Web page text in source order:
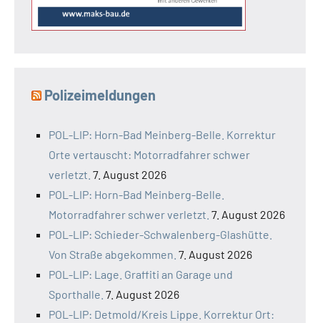
Polizeimeldungen
POL-LIP: Horn-Bad Meinberg-Belle. Korrektur
Orte vertauscht: Motorradfahrer schwer
verletzt. 7. August 2026
POL-LIP: Horn-Bad Meinberg-Belle.
Motorradfahrer schwer verletzt. 7. August 2026
POL-LIP: Schieder-Schwalenberg-Glashütte.
Von Straße abgekommen. 7. August 2026
POL-LIP: Lage. Graffiti an Garage und
Sporthalle. 7. August 2026
POL-LIP: Detmold/Kreis Lippe. Korrektur Ort: